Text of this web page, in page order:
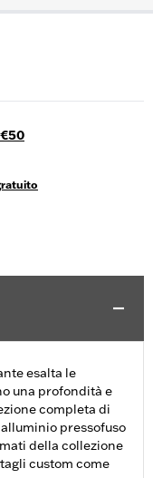
esalta le
una profondità e
completa di
pressofuso
della collezione
custom come